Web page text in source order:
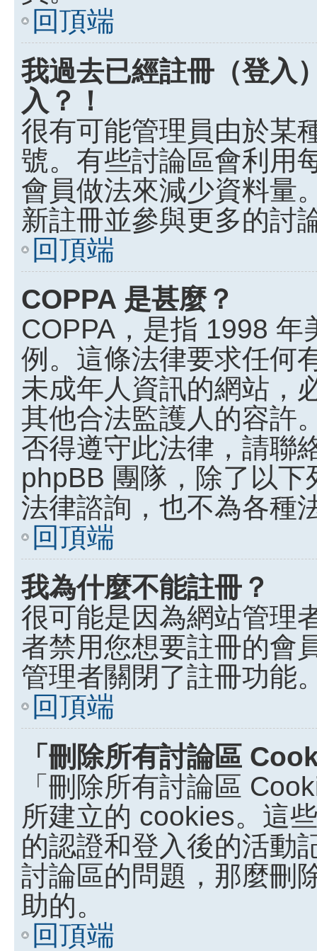
回頂端
我過去已經註冊（登入
入？！
很有可能管理員由於某
號。有些討論區會利用
會員做法來減少資料量
新註冊並參與更多的討
回頂端
COPPA 是甚麼？
COPPA，是指 1998
例。這條法律要求任何
未成年人資訊的網站，
其他合法監護人的容許
否得遵守此法律，請聯
phpBB 團隊，除了以
法律諮詢，也不為各種
回頂端
我為什麼不能註冊？
很可能是因為網站管理
者禁用您想要註冊的會
管理者關閉了註冊功能
回頂端
「刪除所有討論區
「刪除所有討論區
所建立的 cookies。這
的認證和登入後的活動
討論區的問題，那麼刪
助的。
回頂端